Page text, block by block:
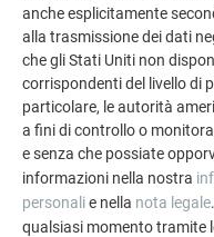
anche esplicitamente
alla trasmissione dei dati
che gli Stati Uniti non
corrispondenti del livello di
particolare, le autorità
a fini di controllo o
e senza che possiate
informazioni nella nostra
personalie nella nota legale
qualsiasi momento tramite